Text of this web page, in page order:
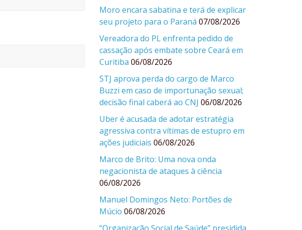
Moro encara sabatina e terá de explicar
seu projeto para o Paraná 07/08/2026
Vereadora do PL enfrenta pedido de
cassação após embate sobre Ceará em
Curitiba 06/08/2026
STJ aprova perda do cargo de Marco
Buzzi em caso de importunação sexual;
decisão final caberá ao CNJ 06/08/2026
Uber é acusada de adotar estratégia
agressiva contra vítimas de estupro em
ações judiciais 06/08/2026
Marco de Brito: Uma nova onda
negacionista de ataques à ciência
06/08/2026
Manuel Domingos Neto: Portões de
Múcio 06/08/2026